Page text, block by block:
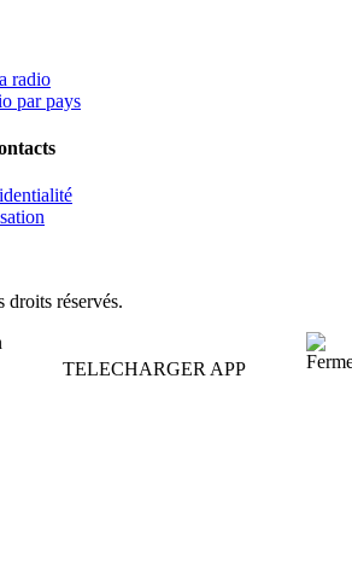
radio
par pays
réservés.
TELECHARGER APP